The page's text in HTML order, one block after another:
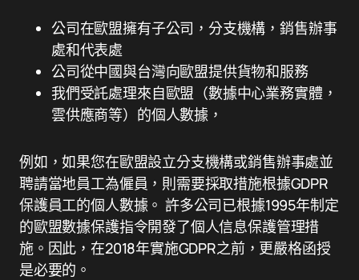
公司在歐盟擁有子公司，分支機構，銷售辦事
處和代表處
公司從中國與台灣向歐盟提供貨物和服務
我們受託處理來自歐盟（數據中心業務實體，
雲供應商等）的個人數據，
例如，如果您在歐盟設立分支機構或銷售辦事處並
聘請當地員工為僱員，則需要採取措施根據GDPR
保護員工的個人數據。 許多公司已根據1995年制定
的歐盟數據保護指令開發了個人信息保護管理措
施。因此，在2018年實施GDPR之前，更嚴格函授
是必要的。